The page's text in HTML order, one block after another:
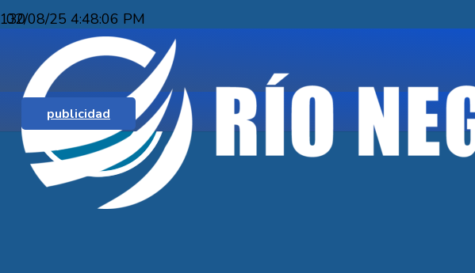
publicidad
02/08/25 4:48:06 PM
ARRANCA EL FUTBOL DE 1ERA